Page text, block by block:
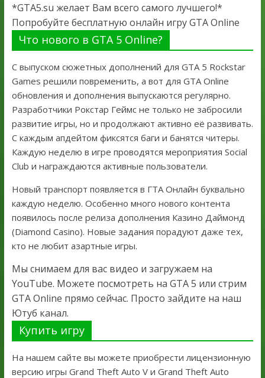
*GTA5.su желает Вам всего самого лучшего!*
Попробуйте бесплатную онлайн игру GTA Online
Что нового в GTA 5 Online?
С выпуском сюжетных дополнений для GTA 5 Rockstar
Games решили повременить, а вот для GTA Online
обновления и дополнения выпускаются регулярно.
Разработчики Рокстар Геймс не только не забросили
развитие игры, но и продолжают активно её развивать.
С каждым апдейтом фиксятся баги и банятся читеры.
Каждую неделю в игре проводятся мероприятия Social
Club и награждаются активные пользователи.
Новый транспорт появляется в ГТА Онлайн буквально
каждую неделю. Особенно много нового контента
появилось после релиза дополнения Казино Даймонд
(Diamond Casino). Новые задания порадуют даже тех,
кто не любит азартные игры.
Мы снимаем для вас видео и загружаем на
YouTube. Можете посмотреть на GTA 5 или стрим
GTA Online прямо сейчас. Просто зайдите на наш
Ютуб канал.
Купить игру
На нашем сайте вы можете приобрести лицензионную
версию игры Grand Theft Auto V и Grand Theft Auto